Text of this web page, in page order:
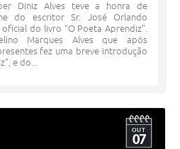
Diniz Alves teve a honra de
do escritor Sr. José Orlando
do livro “O Poeta Aprendiz”.
Marques Alves que após
fez uma breve introdução
e do...
OUT
07